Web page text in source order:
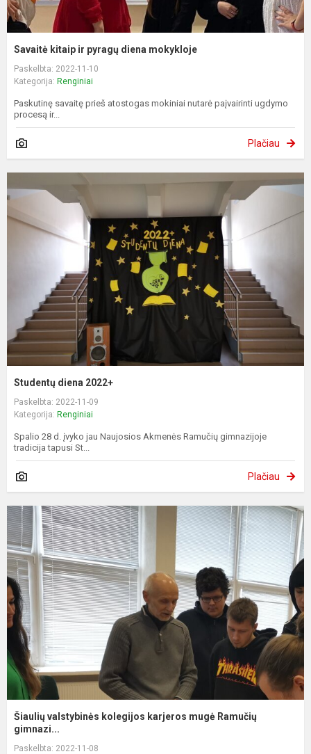
Savaitė kitaip ir pyragų diena mokykloje
Paskelbta: 2022-11-10
Kategorija: Renginiai
Paskutinę savaitę prieš atostogas mokiniai nutarė paįvairinti ugdymo
procesą ir...
Plačiau
Studentų diena 2022+
Paskelbta: 2022-11-09
Kategorija: Renginiai
Spalio 28 d. įvyko jau Naujosios Akmenės Ramučių gimnazijoje
tradicija tapusi St...
Plačiau
Šiaulių valstybinės kolegijos karjeros mugė Ramučių
gimnazi...
Paskelbta: 2022-11-08